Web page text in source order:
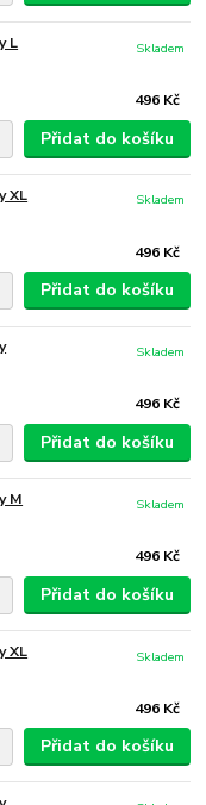
L
496 Kč
Skladem
Přidat do košíku
XL
496 Kč
Skladem
Přidat do košíku
496 Kč
Skladem
Přidat do košíku
M
496 Kč
Skladem
Přidat do košíku
XL
496 Kč
Skladem
Přidat do košíku